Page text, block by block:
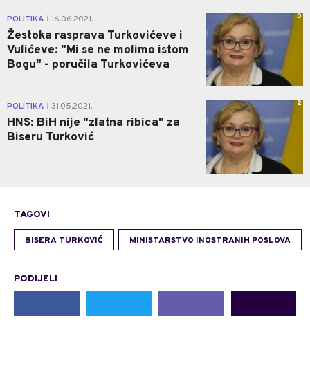
POLITIKA 16.06.2021.
Žestoka rasprava Turkovićeve i
Vulićeve: "Mi se ne molimo istom
Bogu" - poručila Turkovićeva
0
POLITIKA 31.05.2021.
HNS: BiH nije "zlatna ribica" za
Biseru Turković
2
TAGOVI
BISERA TURKOVIĆ MINISTARSTVO INOSTRANIH POSLOVA
PODIJELI